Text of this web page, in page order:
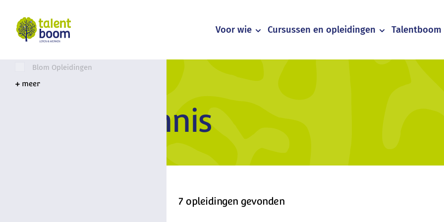
Voor wie Cursussen en opleidingen
Productkennis
Aeres Hogeschool
Aeres Training Centre
Blom Opleidingen
7 opleidingen gevonden